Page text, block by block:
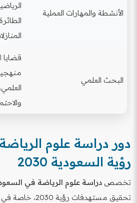
الأنشطة والمهارات العملية
البحث العلمي
قضايا
دور دراسة علوم
رؤية السعودية 2030
تخصص دراسة علوم الرياضة في
تحقيق مستهدفات